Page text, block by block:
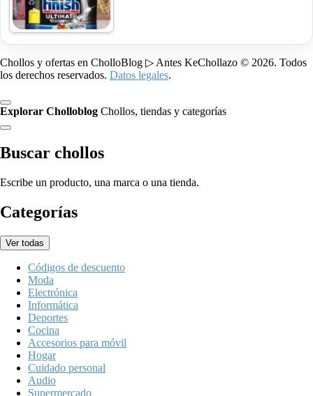
Chollos y ofertas en CholloBlog ▷ Antes KeChollazo © 2026. Todos
los derechos reservados. Datos legales.
Explorar Cholloblog Chollos, tiendas y categorías
Buscar chollos
Escribe un producto, una marca o una tienda.
Categorías
Ver todas
Códigos de descuento
Moda
Electrónica
Informática
Deportes
Cocina
Accesorios para móvil
Hogar
Cuidado personal
Audio
Supermercado